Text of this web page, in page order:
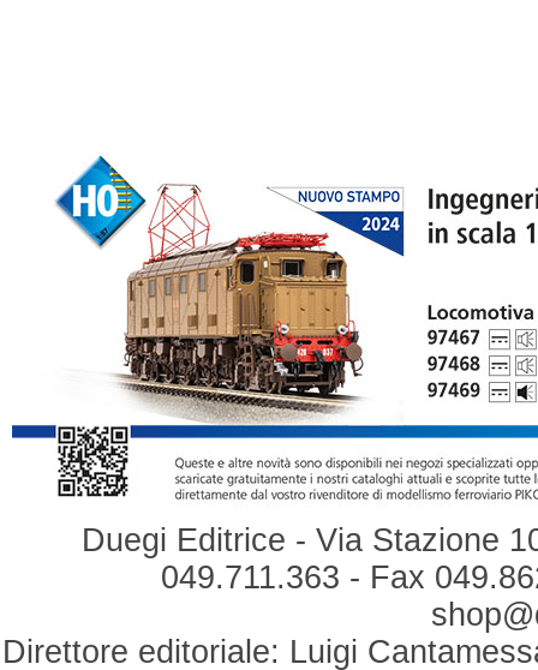
Duegi Editrice - Via Stazione
049.711.363 - Fax
Direttore editoriale: Luigi